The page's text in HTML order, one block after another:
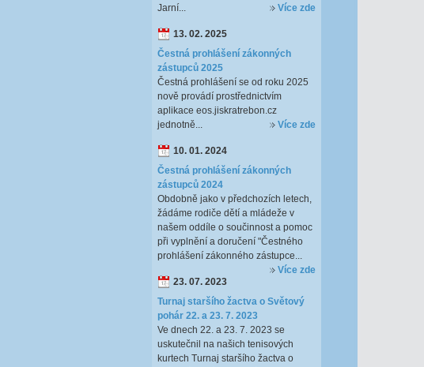
Jarní...
Více zde
13. 02. 2025
Čestná prohlášení zákonných
zástupců 2025
Čestná prohlášení se od roku 2025
nově provádí prostřednictvím
aplikace eos.jiskratrebon.cz
jednotně...
Více zde
10. 01. 2024
Čestná prohlášení zákonných
zástupců 2024
Obdobně jako v předchozích letech,
žádáme rodiče dětí a mládeže v
našem oddíle o součinnost a pomoc
při vyplnění a doručení "Čestného
prohlášení zákonného zástupce...
Více zde
23. 07. 2023
Turnaj staršího žactva o Světový
pohár 22. a 23. 7. 2023
Ve dnech 22. a 23. 7. 2023 se
uskutečnil na našich tenisových
kurtech Turnaj staršího žactva o